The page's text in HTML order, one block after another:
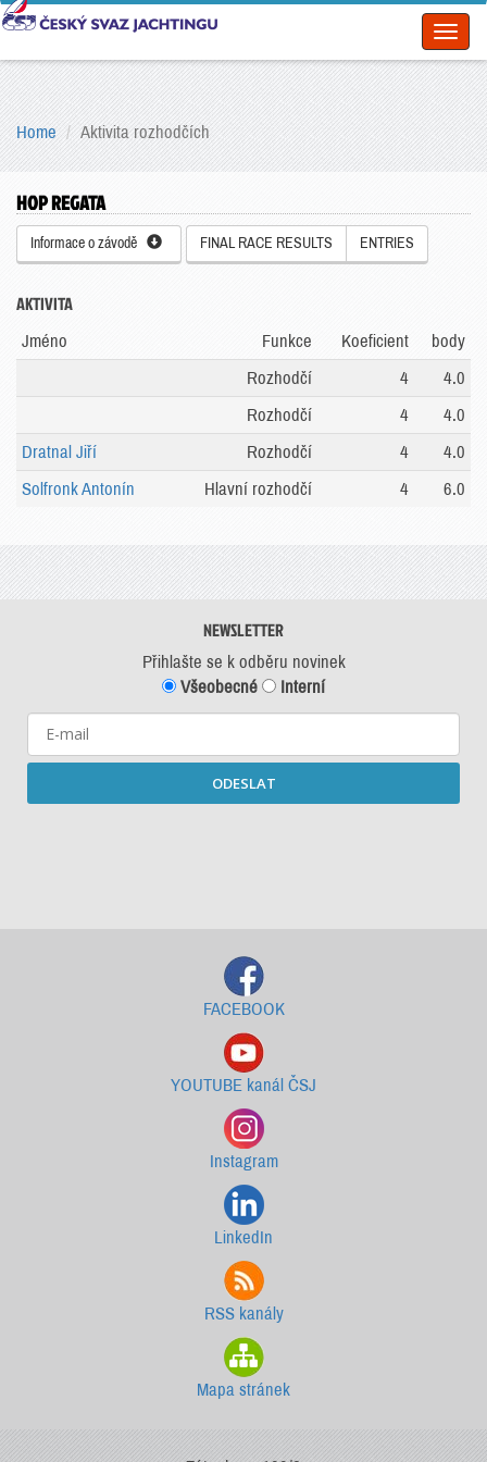
Home Aktivita rozhodčích
HOP REGATA
Informace o závodě FINAL RACE RESULTS ENTRIES
AKTIVITA
Jméno Funkce Koeficient
body
Rozhodčí
4
4.0
Rozhodčí
4
4.0
Dratnal Jiří
Rozhodčí 4
4.0
Solfronk Antonín
Hlavní rozhodčí 4 6.0
NEWSLETTER
Přihlašte se k odběru novinek
Všeobecné
Interní
ODESLAT
FACEBOOK
YOUTUBE kanál ČSJ
Instagram
LinkedIn
RSS kanály
Mapa stránek